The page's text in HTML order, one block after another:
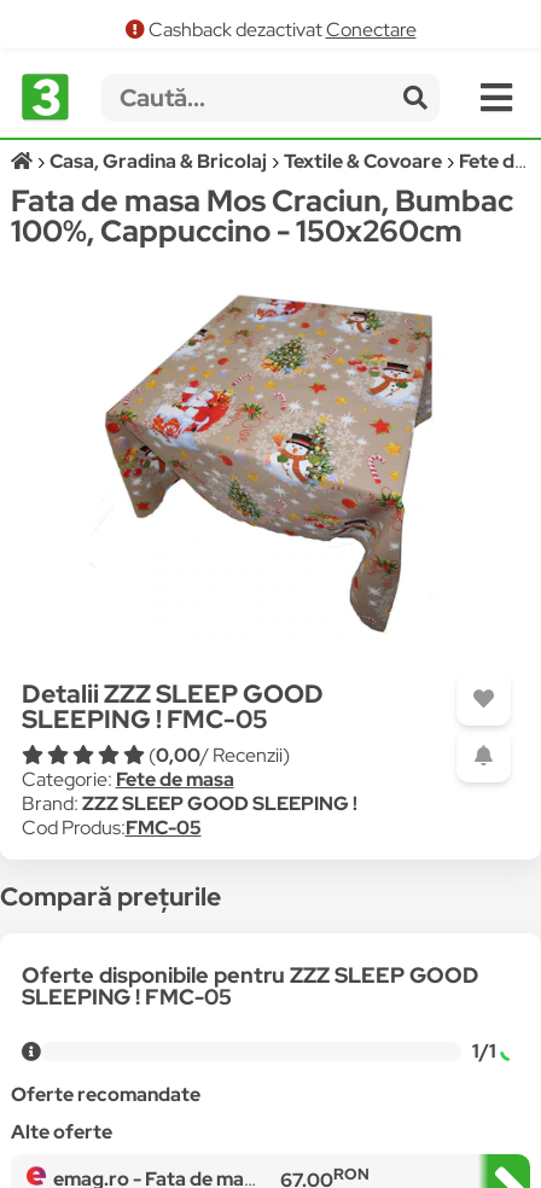
Cashback dezactivatConectare
Casa, Gradina & Bricolaj Textile & Covoare Fete de masa
Fata de masa Mos Craciun, Bumbac
100%, Cappuccino - 150x260cm
Detalii ZZZ SLEEP GOOD
SLEEPING ! FMC-05
(0,00/ Recenzii)
Categorie: Fete de masa
Brand:ZZZ SLEEP GOOD SLEEPING !
Cod Produs:FMC-05
Compară prețurile
Oferte disponibile pentru ZZZ SLEEP GOOD
SLEEPING ! FMC-05
1/1
Oferte recomandate
Alte oferte
emag.ro -Fata de masa Mos Craciun, Bumbac 100%, Cappuccino - 150x260cm 67.00RON